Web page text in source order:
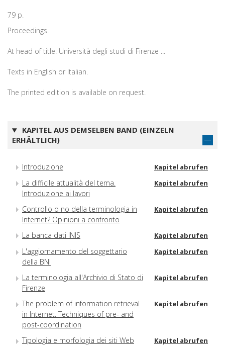
79 p.
Proceedings.
At head of title: Università degli studi di Firenze ...
Texts in English or Italian.
The printed edition is available on request.
KAPITEL AUS DEMSELBEN BAND (EINZELN
ERHÄLTLICH)
Introduzione Kapitel abrufen
La difficile attualità del tema.
Introduzione ai lavori
Kapitel abrufen
Controllo o no della terminologia in
Internet? Opinioni a confronto
Kapitel abrufen
La banca dati INIS Kapitel abrufen
L'aggiornamento del soggettario
della BNI
Kapitel abrufen
La terminologia all'Archivio di Stato di
Firenze
Kapitel abrufen
The problem of information retrieval
in Internet. Techniques of pre- and
post-coordination
Kapitel abrufen
Tipologia e morfologia dei siti Web Kapitel abrufen